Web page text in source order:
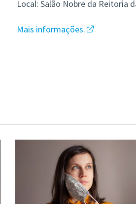
Local: Salão Nobre da Reitoria
Mais informações.